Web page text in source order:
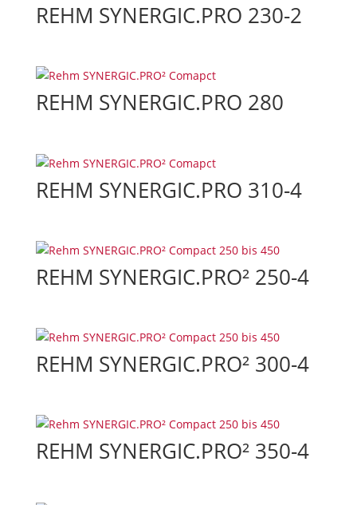
REHM SYNERGIC.PRO 230-2
REHM SYNERGIC.PRO 280
REHM SYNERGIC.PRO 310-4
REHM SYNERGIC.PRO² 250-4
REHM SYNERGIC.PRO² 300-4
REHM SYNERGIC.PRO² 350-4